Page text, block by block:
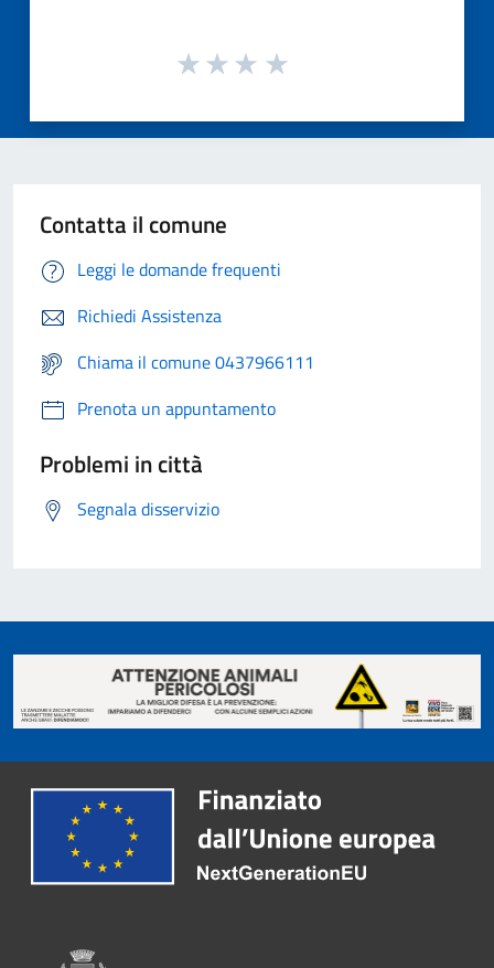
Contatta il comune
Leggi le domande frequenti
Richiedi Assistenza
Chiama il comune 0437966111
Prenota un appuntamento
Problemi in città
Segnala disservizio